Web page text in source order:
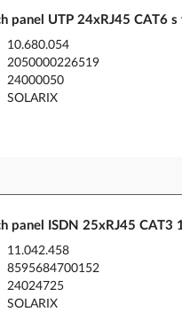
panel UTP 24xRJ45 CAT6
10.680.054
2050000226519
24000050
SOLARIX
panel ISDN 25xRJ45 CAT3
11.042.458
8595684700152
24024725
SOLARIX